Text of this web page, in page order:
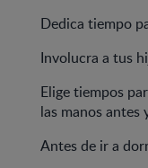
Dedica tiempo
Involucra a tus
Elige tiempos
las manos antes
Antes de ir a